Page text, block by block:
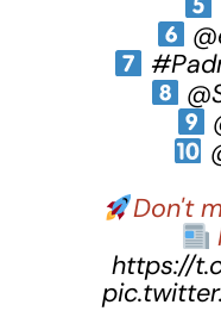
Don't
https://